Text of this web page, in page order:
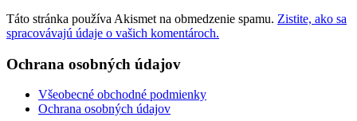
Táto stránka používa Akismet na obmedzenie spamu. Zistite, ako sa
spracovávajú údaje o vašich komentároch.
Ochrana osobných údajov
Všeobecné obchodné podmienky
Ochrana osobných údajov